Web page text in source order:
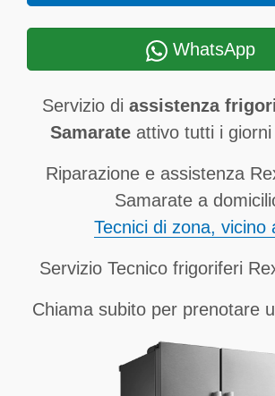
WhatsApp
Servizio di assistenza
Samarateattivo tutti i giorni
Riparazione e assistenza
Samarate a
Tecnici di zona, vicino
Servizio Tecnico frigoriferi
Chiama subito per prenotare